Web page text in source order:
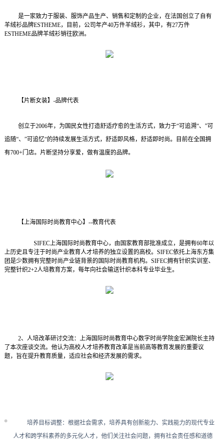
是一家致力于服装、服饰产品生产、销售和定制的企业，在法国创立了自有
羊绒衫品牌ESTHEME，目前，公司年产40万件羊绒衫，其中，有27万件
ESTHEME品牌羊绒衫销往欧洲。
【片断女装】 -品牌代表
创立于2006年，为国民女性打造舒适疗愈的生活方式，致力于“可追溯“、”可
追随“、”可追忆“的持续发展生活方式，舒适即风格，舒适即时尚。目前在全国拥
有700+门店。片断坚持分享爱，做有温度的品牌。
【上海国际时尚教育中心】 --教育代表
SIFEC上海国际时尚教育中心，由国家教育部批准成立，是拥有60年以
上历史且专注于时尚产业教育人才培养的独立设置的高校。 SIFEC依托上海东方集
团是少数拥有完整时尚产业链背景的国际时尚教育机构。 SIFEC拥有针织实训室、
完整针织2+2人培教育方案，每年向社会输送针织本科专业毕业生。
2、人培改革研讨交流：上海国际时尚教育中心数字时尚学院金宏渊院长主持
了本次座谈交流。他认为高校人才培养教育改革是当前高等教育发展的重要议
题，旨在提升教育质量，适应社会和经济发展的需求。
培养目标调整：根据社会需求，培养具有创新能力、实践能力的现代专业
人才和跨学科素养的多元化人才，他们关注社会问题，拥有社会责任感和道德